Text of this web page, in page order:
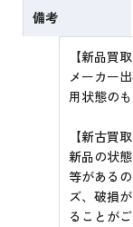
備考
【新品買
メーカー
用状態の
【新古買
新品の状
等がある
ズ、破損
ることが